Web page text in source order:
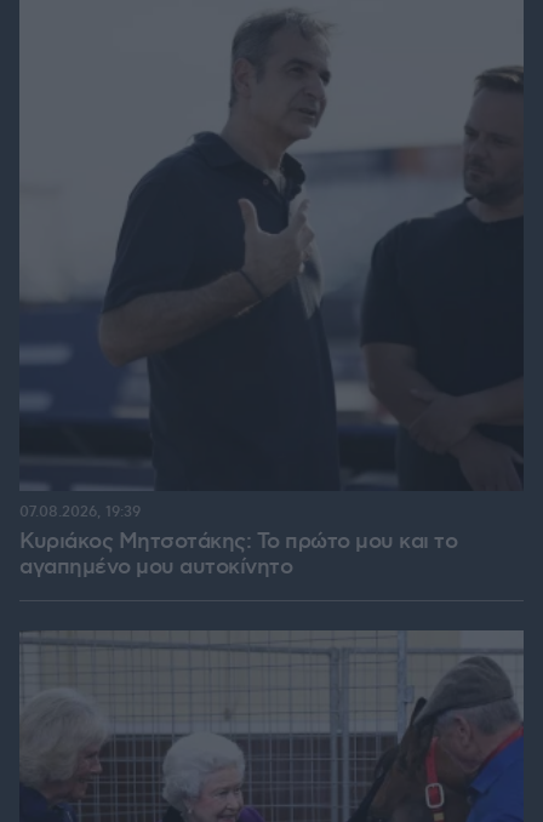
Κυριάκος Μητσοτάκης: Το πρώτο μου και το
αγαπημένο μου αυτοκίνητο
07.08.2026, 19:39